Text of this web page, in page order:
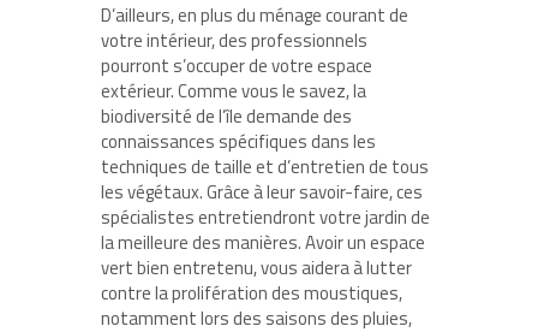
D’ailleurs, en plus du ménage courant de
votre intérieur, des professionnels
pourront s’occuper de votre espace
extérieur. Comme vous le savez, la
biodiversité de l’île demande des
connaissances spécifiques dans les
techniques de taille et d’entretien de tous
les végétaux. Grâce à leur savoir-faire, ces
spécialistes entretiendront votre jardin de
la meilleure des manières. Avoir un espace
vert bien entretenu, vous aidera à lutter
contre la prolifération des moustiques,
notamment lors des saisons des pluies,